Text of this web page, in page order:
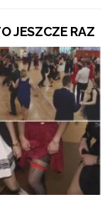
JESZCZE RAZ